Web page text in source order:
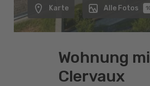
Karte Alle Fotos
Wohnung
Clervaux